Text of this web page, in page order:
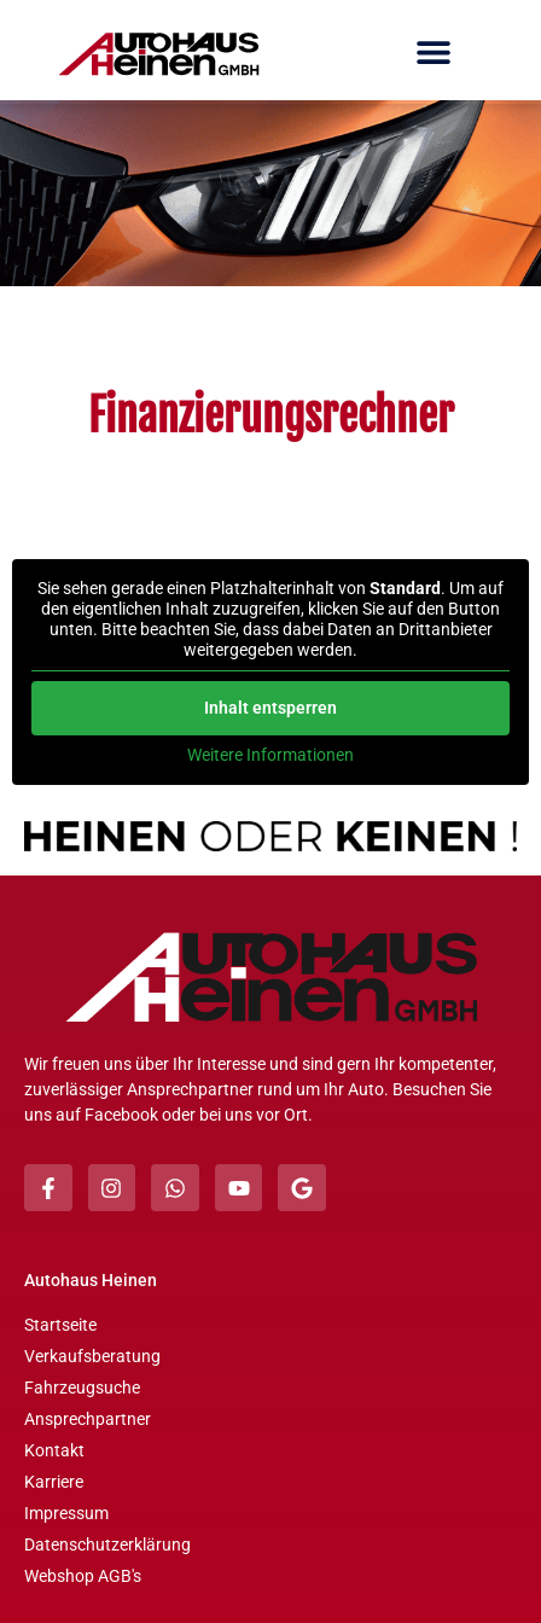
Finanzierungsrechner
Sie sehen gerade einen Platzhalterinhalt von Standard. Um auf
den eigentlichen Inhalt zuzugreifen, klicken Sie auf den Button
unten. Bitte beachten Sie, dass dabei Daten an Drittanbieter
weitergegeben werden.
Inhalt entsperren
Weitere Informationen
Wir freuen uns über Ihr Interesse und sind gern Ihr kompetenter,
zuverlässiger Ansprechpartner rund um Ihr Auto. Besuchen Sie
uns auf Facebook oder bei uns vor Ort.
Autohaus Heinen
Startseite
Verkaufsberatung
Fahrzeugsuche
Ansprechpartner
Kontakt
Karriere
Impressum
Datenschutzerklärung
Webshop AGB's